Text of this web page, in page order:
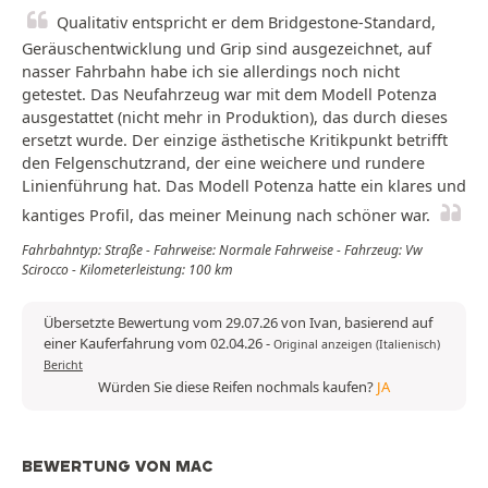
Qualitativ entspricht er dem Bridgestone-Standard,
Geräuschentwicklung und Grip sind ausgezeichnet, auf
nasser Fahrbahn habe ich sie allerdings noch nicht
getestet. Das Neufahrzeug war mit dem Modell Potenza
ausgestattet (nicht mehr in Produktion), das durch dieses
ersetzt wurde. Der einzige ästhetische Kritikpunkt betrifft
den Felgenschutzrand, der eine weichere und rundere
Linienführung hat. Das Modell Potenza hatte ein klares und
kantiges Profil, das meiner Meinung nach schöner war.
Fahrbahntyp: Straße - Fahrweise: Normale Fahrweise - Fahrzeug: Vw
Scirocco - Kilometerleistung: 100 km
Übersetzte Bewertung vom 29.07.26 von Ivan, basierend auf
einer Kauferfahrung vom 02.04.26- Original anzeigen (Italienisch)
Bericht
Würden Sie diese Reifen nochmals kaufen? JA
BEWERTUNG VON MAC